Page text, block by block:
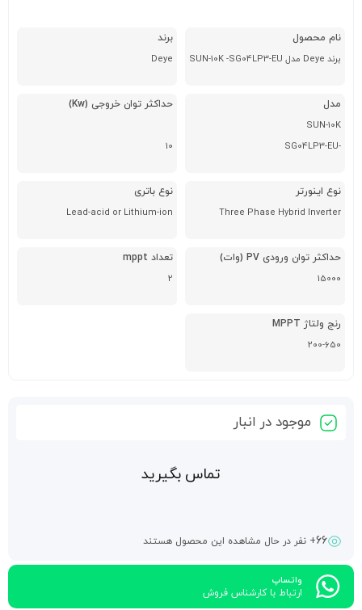
نام محصول
برند
Deye
مدل
SUN-10K
-SG04LP3-EU
حداکثر توان خروجی (Kw)
10
نوع اینورتر
Three Phase Hybrid Inverter
نوع باتری
Lead-acid or Lithium-ion
حداکثر توان ورودی PV (وات)
15000
تعداد mppt
2
رنج ولتاژ MPPT
200-650
موجود در انبار
تماس بگیرید
66+ نفر در حال مشاهده این محصول هستند
واتساپ
ارتباط با کارشناس فروش